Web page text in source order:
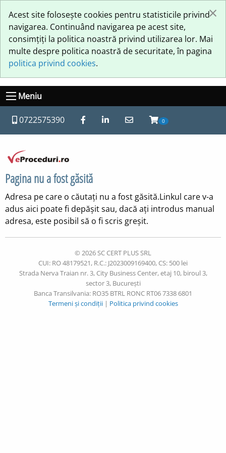
Acest site folosește cookies pentru statisticile privind
navigarea. Continuând navigarea pe acest site,
consimțiți la politica noastră privind utilizarea lor. Mai
multe despre politica noastră de securitate, în pagina
politica privind cookies.
×
Meniu
0722575390 0
Pagina nu a fost găsită
Adresa pe care o căutați nu a fost găsită.Linkul care v-a
adus aici poate fi depășit sau, dacă ați introdus manual
adresa, este posibil să o fi scris greșit.
© 2026 SC CERT PLUS SRL
CUI: RO 48179521, R.C.: J2023009169400, CS: 500 lei
Strada Nerva Traian nr. 3, City Business Center, etaj 10, biroul 3,
sector 3, București
Banca Transilvania: RO35 BTRL RONC RT06 7338 6801
Termeni și condiții| Politica privind cookies